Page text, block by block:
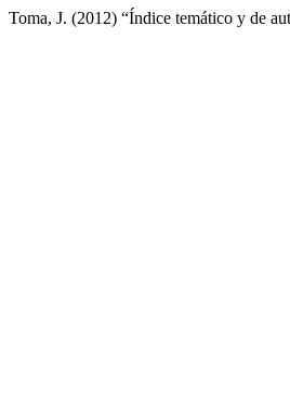
Toma, J. (2012) “Índice temático y de